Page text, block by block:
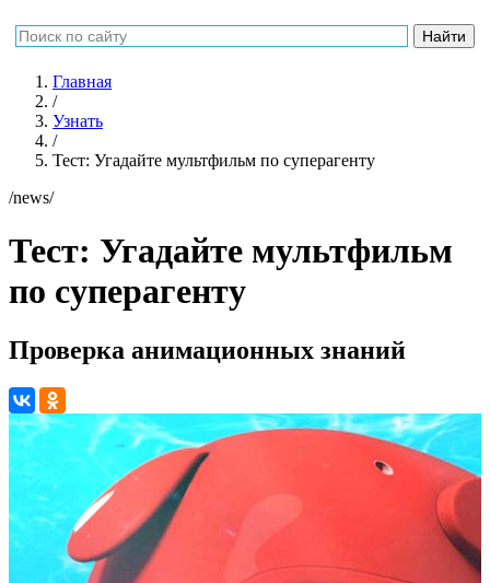
Главная
/
Узнать
/
Тест: Угадайте мультфильм по суперагенту
/news/
Тест: Угадайте мультфильм
по суперагенту
Проверка анимационных знаний